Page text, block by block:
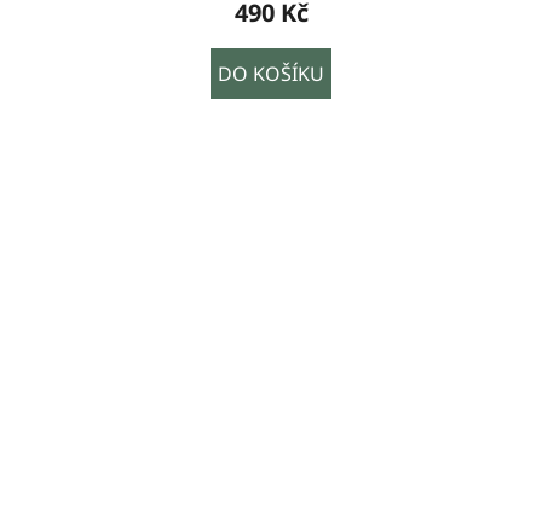
490 Kč
DO KOŠÍKU